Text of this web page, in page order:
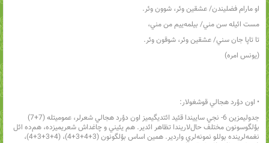
او مارام فضليندن/ عشقين وئر، شوون وئر.
مست ائيله سن مني/ بيلمه‌ييم من مني،
تا تاپا جان سني/ عشقين وئر، شوقون وئر.
(يونس امره)
• اون دؤرد هجالي قوشغولار:
جدوليمزين 6- نجي ساييندا قئيد ائتديگيميز اون دؤرد هجالي شعرلر، عموميتله (7+7)
بؤلگوسونون مختلف حال‌لاريندا تظاهر ائدير. هم يئيني و چاغداش شعريميزده، هم‌ده ائل
نغمه‌لرينده بوللو نمونه‌لري واردير. همين اساس بؤلگونون (3+4+3+4)، (4+3+3+4)،